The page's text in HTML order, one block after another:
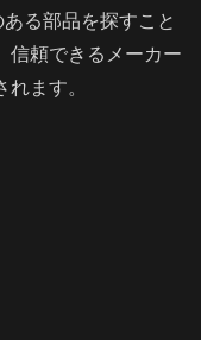
る部品を探すこと
信頼できるメーカー
ます。